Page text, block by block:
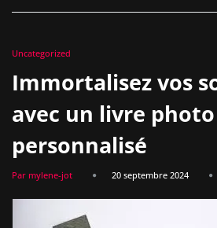
Uncategorized
Immortalisez vos
avec un livre photo
personnalisé
Par mylene-jot 20 septembre 2024